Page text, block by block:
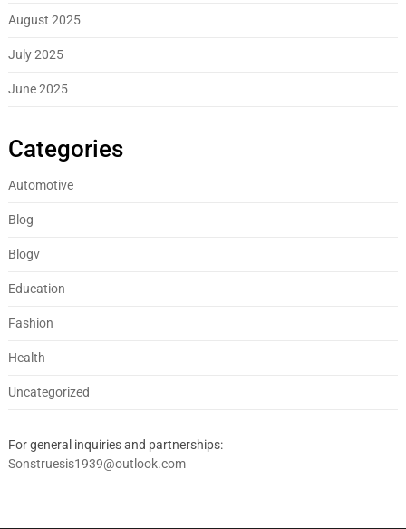
August 2025
July 2025
June 2025
Categories
Automotive
Blog
Blogv
Education
Fashion
Health
Uncategorized
For general inquiries and partnerships:
Sonstruesis1939@outlook.com